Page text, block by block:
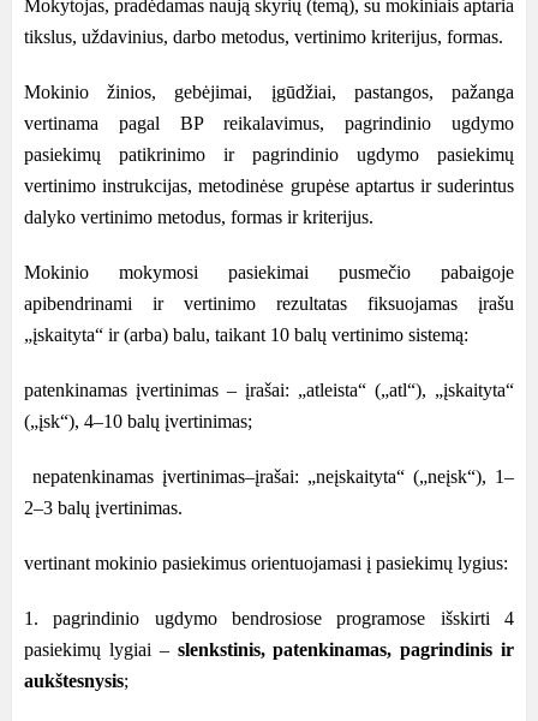
Mokytojas, pradėdamas naują skyrių (temą), su mokiniais aptaria
tikslus, uždavinius, darbo metodus, vertinimo kriterijus, formas.
Mokinio žinios, gebėjimai, įgūdžiai, pastangos, pažanga
vertinama pagal BP reikalavimus, pagrindinio ugdymo
pasiekimų patikrinimo ir pagrindinio ugdymo pasiekimų
vertinimo instrukcijas, metodinėse grupėse aptartus ir suderintus
dalyko vertinimo metodus, formas ir kriterijus.
Mokinio mokymosi pasiekimai pusmečio pabaigoje
apibendrinami ir vertinimo rezultatas fiksuojamas įrašu
„įskaityta“ ir (arba) balu, taikant 10 balų vertinimo sistemą:
patenkinamas įvertinimas – įrašai: „atleista“ („atl“), „įskaityta“
(„įsk“), 4–10 balų įvertinimas;
nepatenkinamas įvertinimas–įrašai: „neįskaityta“ („neįsk“), 1–
2–3 balų įvertinimas.
vertinant mokinio pasiekimus orientuojamasi į pasiekimų lygius:
1. pagrindinio ugdymo bendrosiose programose išskirti 4
pasiekimų lygiai – slenkstinis, patenkinamas, pagrindinis ir
aukštesnysis;